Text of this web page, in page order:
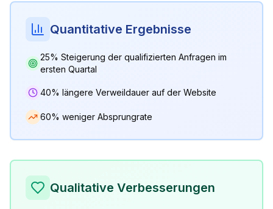
Quantitative Ergebnisse
25% Steigerung der qualifizierten Anfragen im
ersten Quartal
40% längere Verweildauer auf der Website
60% weniger Absprungrate
Qualitative Verbesserungen